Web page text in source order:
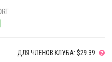
ДЛЯ ЧЛЕНОВ КЛУБА: $29.39